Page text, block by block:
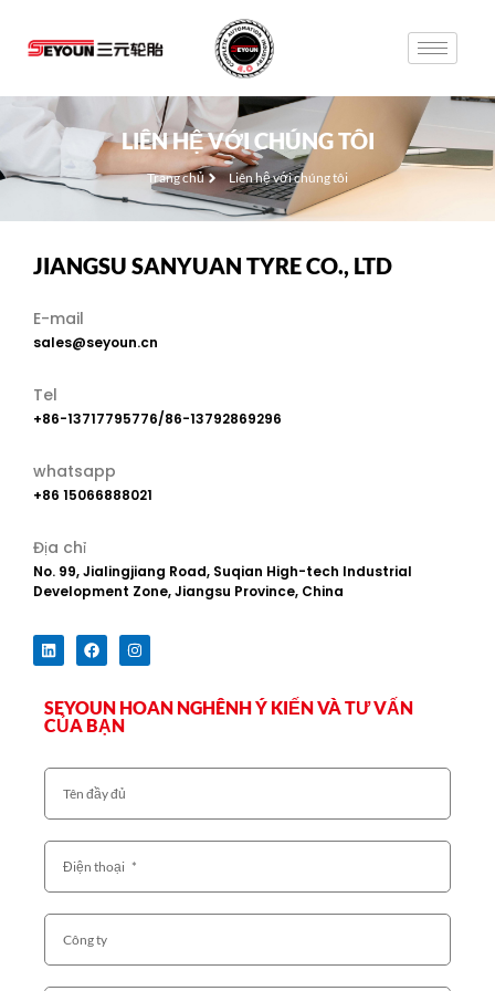
LIÊN HỆ VỚI CHÚNG TÔI
Trang chủ Liên hệ với chúng tôi
JIANGSU SANYUAN TYRE CO., LTD
E-mail
sales@seyoun.cn
Tel
+86-13717795776/86-13792869296
whatsapp
+86 15066888021
Địa chỉ
No. 99, Jialingjiang Road, Suqian High-tech Industrial
Development Zone, Jiangsu Province, China
SEYOUN HOAN NGHÊNH Ý KIẾN ​​VÀ TƯ VẤN
CỦA BẠN